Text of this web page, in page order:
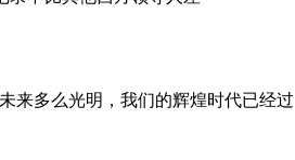
多么光明，我们的辉煌时代已经过